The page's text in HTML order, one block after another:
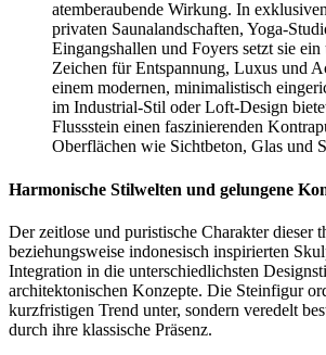
atemberaubende Wirkung. In
privaten Saunalandschaften, Yoga-
Eingangshallen und Foyers setzt sie
Zeichen für Entspannung, Luxus und
einem modernen, minimalistisch
im Industrial-Stil oder Loft-Design
Flussstein einen faszinierenden
Oberflächen wie Sichtbeton, Glas und
Harmonische Stilwelten und gelungene
Der zeitlose und puristische Charakter dieser
beziehungsweise indonesisch inspirierten
Integration in die unterschiedlichsten
architektonischen Konzepte. Die Steinfigur
kurzfristigen Trend unter, sondern veredelt
durch ihre klassische Präsenz.